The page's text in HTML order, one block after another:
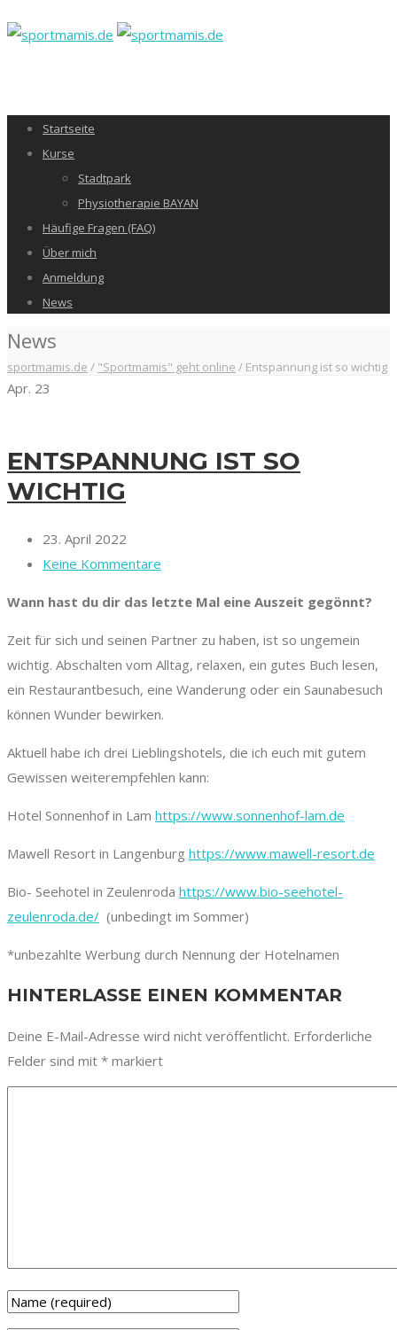
Startseite
Kurse
Stadtpark
Physiotherapie BAYAN
Häufige Fragen (FAQ)
Über mich
Anmeldung
News
News
sportmamis.de / "Sportmamis" geht online / Entspannung ist so wichtig
Apr. 23
ENTSPANNUNG IST SO
WICHTIG
23. April 2022
Keine Kommentare
Wann hast du dir das letzte Mal eine Auszeit gegönnt?
Zeit für sich und seinen Partner zu haben, ist so ungemein
wichtig. Abschalten vom Alltag, relaxen, ein gutes Buch lesen,
ein Restaurantbesuch, eine Wanderung oder ein Saunabesuch
können Wunder bewirken.
Aktuell habe ich drei Lieblingshotels, die ich euch mit gutem
Gewissen weiterempfehlen kann:
Hotel Sonnenhof in Lam https://www.sonnenhof-lam.de
Mawell Resort in Langenburg https://www.mawell-resort.de
Bio- Seehotel in Zeulenroda https://www.bio-seehotel-
zeulenroda.de/ (unbedingt im Sommer)
*unbezahlte Werbung durch Nennung der Hotelnamen
HINTERLASSE EINEN KOMMENTAR
Deine E-Mail-Adresse wird nicht veröffentlicht. Erforderliche
Felder sind mit * markiert